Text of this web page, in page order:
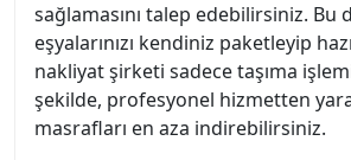
sağlamasını talep edebilirsiniz. Bu
eşyalarınızı kendiniz paketleyip
nakliyat şirketi sadece taşıma
şekilde, profesyonel hizmetten
masrafları en aza indirebilirsiniz.